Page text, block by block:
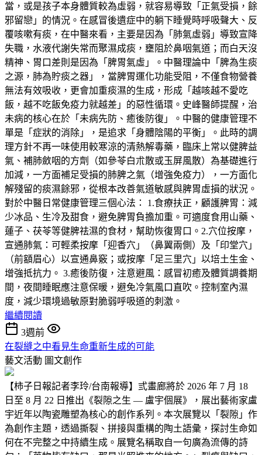
當，或是孩子本身體質較為虛弱，就容易導致「正氣受損，餘
邪留戀」的情況。在感冒後遺症中的躺下睡覺時呼吸聲大、反
覆咳嗽有痰，在中醫來看，主要是因為「肺氣虛弱」導致宣降
失職，水液代謝失常而聚濕成痰，壅阻於鼻咽氣道；而白天沒
精神、胃口差則是因為「脾胃氣虛」。中醫理論中「脾為生痰
之源，肺為貯痰之器」，當脾胃運化功能受阻，不僅食物營養
無法有效吸收，更會加重痰濕的生成，形成「越咳越不愛吃
飯，越不吃飯免疫力就越差」的惡性循環。史峰醫師提醒，治
未病的核心在於「未病先防、癒後防復」。中醫的健康管理不
單是「症狀的消除」，是追求「身體陰陽的平衡」。此時的調
理方針不再一味使用較寒涼的清熱解毒藥，臨床上常以健脾益
氣、補肺斂咽的方劑（如參苓白朮散或玉屏風散）為基礎進行
加減，一方面補足受損的肺脾之氣（增強免疫力），一方面化
解殘留的痰濕餘邪，從根本改善氣道敏感與脾胃虛損的狀況。
對於中醫日常健康管理三個心法： 1.食療扶正，顧護脾胃：減
少冰品、生冷及甜食，避免脾胃負擔加重。可適度食用山藥、
蓮子、茯苓等健脾祛濕的食材，幫助恢復胃口。2.穴位按摩，
宣通肺氣：可輕柔按摩「迎香穴」（鼻翼兩側）及「印堂穴」
（前額眉心）以宣通鼻竅；或按摩「足三里穴」以培土生金、
增強抵抗力。 3.癒後防復，注意避風：感冒初癒及體質調養期
間，夜間睡眠應注意保暖，避免冷氣風口直吹。控制室內濕
度，減少環境過敏原對脆弱呼吸道的刺激。
繼續閱讀
3週前
在裂縫之中看見生命重新生成的可能
藝文活動 圖文創作
【柿子日報記者李玲/台南報導】弎畫廊將於 2026 年 7 月 18
日至 8 月 22 日推出《裂隙之生 — 盧宇個展》，展出藝術家盧
宇近年以陶瓷雕塑為核心的創作系列。本次展覽以「裂隙」作
為創作主題，透過撕裂、拼接與重構的陶土語彙，探討生命如
何在不完整之中持續生成。展覽名稱取自一句廣為流傳的詩